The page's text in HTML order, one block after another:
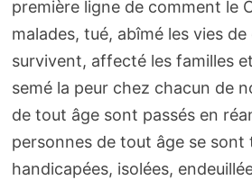
première ligne de comment le
malades, tué, abîmé les vies de
survivent, affecté les familles
semé la peur chez chacun de
de tout âge sont passés en
personnes de tout âge se sont
handicapées, isolées,